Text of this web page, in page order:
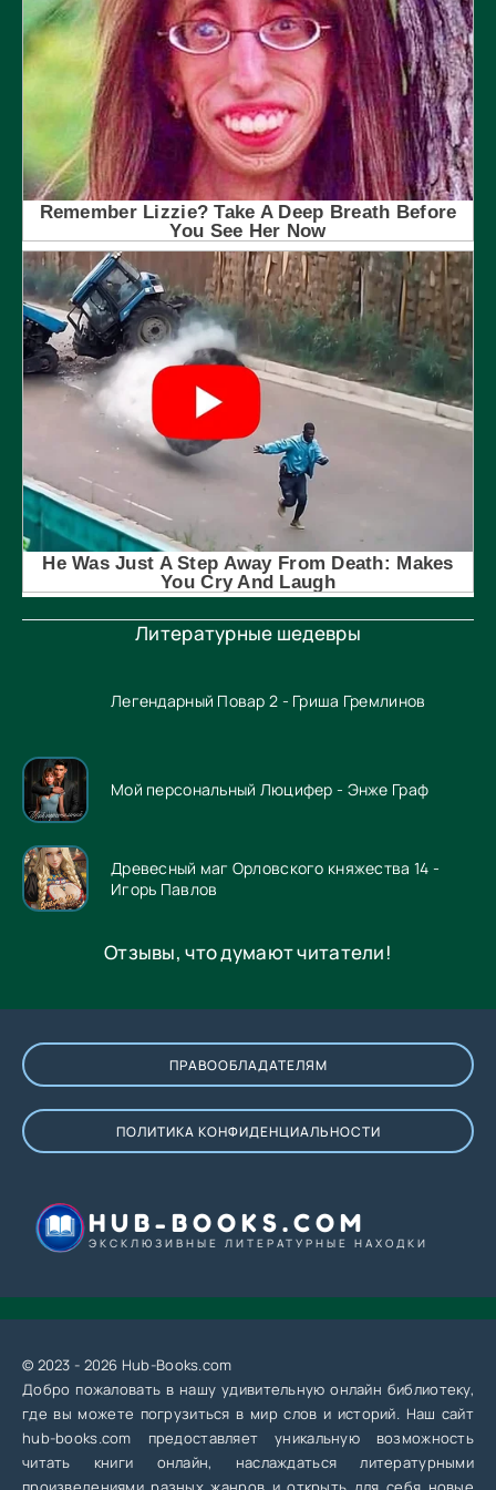
Литературные шедевры
Легендарный Повар 2 - Гриша Гремлинов
Мой персональный Люцифер - Энже Граф
Древесный маг Орловского княжества 14 -
Игорь Павлов
Отзывы, что думают читатели!
ПРАВООБЛАДАТЕЛЯМ
ПОЛИТИКА КОНФИДЕНЦИАЛЬНОСТИ
HUB-BOOKS.COM
ЭКСКЛЮЗИВНЫЕ ЛИТЕРАТУРНЫЕ НАХОДКИ
© 2023 - 2026 Hub-Books.com
Добро пожаловать в нашу удивительную онлайн библиотеку,
где вы можете погрузиться в мир слов и историй. Наш сайт
hub-books.com предоставляет уникальную возможность
читать книги онлайн, наслаждаться литературными